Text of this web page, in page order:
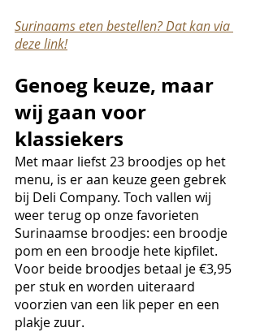
Surinaams eten bestellen? Dat kan via
deze link!
Genoeg keuze, maar
wij gaan voor
klassiekers
Met maar liefst 23 broodjes op het
menu, is er aan keuze geen gebrek
bij Deli Company. Toch vallen wij
weer terug op onze favorieten
Surinaamse broodjes: een broodje
pom en een broodje hete kipfilet.
Voor beide broodjes betaal je €3,95
per stuk en worden uiteraard
voorzien van een lik peper en een
plakje zuur.